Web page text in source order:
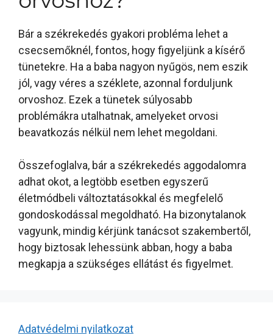
Bár a székrekedés gyakori probléma lehet a
csecsemőknél, fontos, hogy figyeljünk a kísérő
tünetekre. Ha a baba nagyon nyűgös, nem eszik
jól, vagy véres a széklete, azonnal forduljunk
orvoshoz. Ezek a tünetek súlyosabb
problémákra utalhatnak, amelyeket orvosi
beavatkozás nélkül nem lehet megoldani.
Összefoglalva, bár a székrekedés aggodalomra
adhat okot, a legtöbb esetben egyszerű
életmódbeli változtatásokkal és megfelelő
gondoskodással megoldható. Ha bizonytalanok
vagyunk, mindig kérjünk tanácsot szakembertől,
hogy biztosak lehessünk abban, hogy a baba
megkapja a szükséges ellátást és figyelmet.
Adatvédelmi nyilatkozat